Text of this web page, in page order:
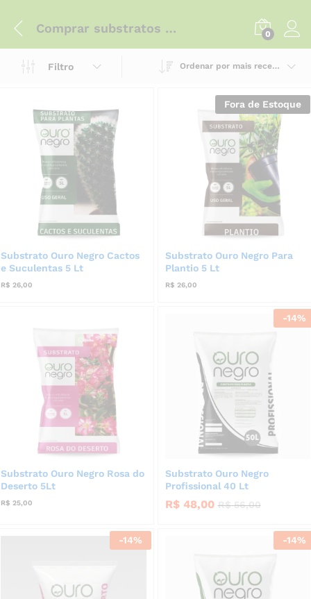
Comprar substratos online Ouro Negro 0
Filtro Ordenar por mais recente
Substrato Ouro Negro Cactos
e Suculentas 5 Lt
R$ 26,00
Fora de Estoque
Substrato Ouro Negro Para
Plantio 5 Lt
R$ 26,00
Substrato Ouro Negro Rosa do
Deserto 5Lt
R$ 25,00
-14%
Substrato Ouro Negro
Profissional 40 Lt
R$48,00 R$56,00
-14% -14%